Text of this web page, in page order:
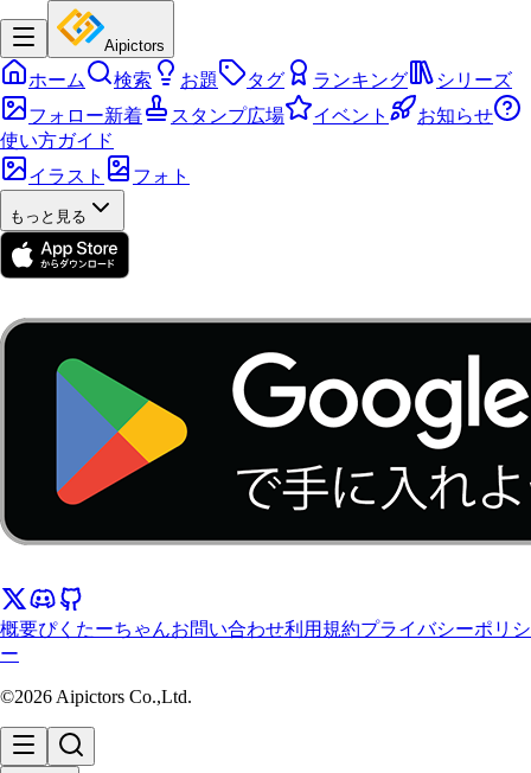
Aipictors
ホーム 検索 お題 タグ ランキング
シリーズ
フォロー新着
スタンプ広場 イベント
お知らせ
使い方ガイド
イラスト
フォト
もっと見る
概要ぴくたーちゃんお問い合わせ利用規約プライバシーポリシ
ー
©2026 Aipictors Co.,Ltd.